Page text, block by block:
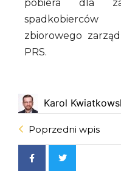
pobiera dla
spadkobierców
zbiorowego
PRS.
Karol
Poprzedni wpis